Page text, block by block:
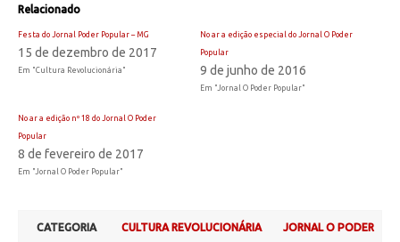
Relacionado
Festa do Jornal Poder Popular – MG
15 de dezembro de 2017
Em "Cultura Revolucionária"
No ar a edição especial do Jornal O Poder
Popular
9 de junho de 2016
Em "Jornal O Poder Popular"
No ar a edição nº 18 do Jornal O Poder
Popular
8 de fevereiro de 2017
Em "Jornal O Poder Popular"
CATEGORIA CULTURA REVOLUCIONÁRIA
JORNAL O PODER